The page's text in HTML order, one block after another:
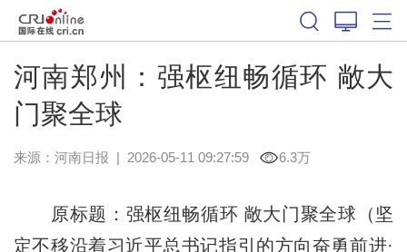
河南郑州：强枢纽畅循环 敞大
门聚全球
来源： 河南日报 | 2026-05-11 09:27:59 6.3万
原标题：强枢纽畅循环 敞大门聚全球（坚
定不移沿着习近平总书记指引的方向奋勇前进·